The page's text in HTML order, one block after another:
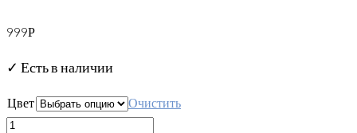
999Р
✓ Есть в наличии
Цвет Очистить